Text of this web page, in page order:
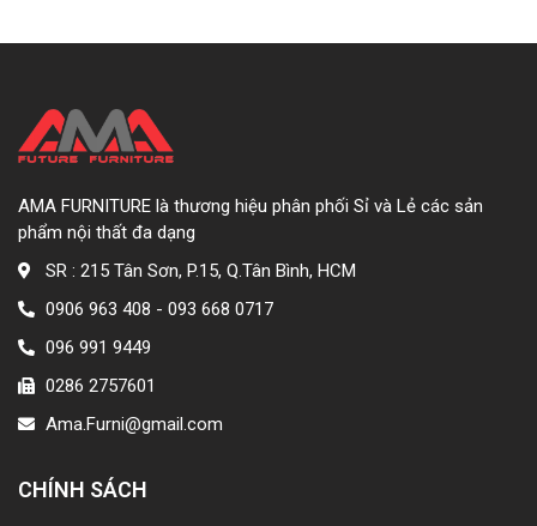
AMA FURNITURE là thương hiệu phân phối Sỉ và Lẻ các sản
phẩm nội thất đa dạng
SR : 215 Tân Sơn, P.15, Q.Tân Bình, HCM
0906 963 408 - 093 668 0717
096 991 9449
0286 2757601
Ama.Furni@gmail.com
CHÍNH SÁCH